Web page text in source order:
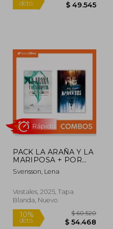
10%
dcto. $
PACK LA ARAÑA Y LA
MARIPOSA + POR
LOS VIVOS Y LOS
MUERTOS
Svensson, Lena
Vestales, 2025, Tapa
Blanda, Nuevo
Rápido